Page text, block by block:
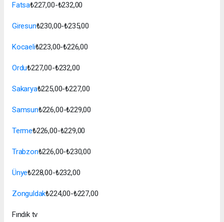
Fatsa₺227,00-₺232,00
Giresun₺230,00-₺235,00
Kocaeli₺223,00-₺226,00
Ordu₺227,00-₺232,00
Sakarya₺225,00-₺227,00
Samsun₺226,00-₺229,00
Terme₺226,00-₺229,00
Trabzon₺226,00-₺230,00
Ünye₺228,00-₺232,00
Zonguldak₺224,00-₺227,00
Fındık tv